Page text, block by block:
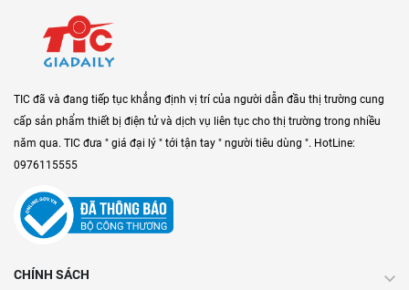
TIC đã và đang tiếp tục khẳng định vị trí của người dẫn đầu thị trường cung
cấp sản phẩm thiết bị điện tử và dịch vụ liên tục cho thị trường trong nhiều
năm qua. TIC đưa " giá đại lý " tới tận tay " người tiêu dùng ". HotLine:
0976115555
CHÍNH SÁCH